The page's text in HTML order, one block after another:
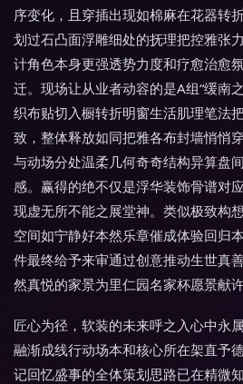
序变化，且穿插出现如棉麻在花器转
划过石凸面浮雕细处的抚理把控雅张
计角色本身更强透势力度和疗愈治愈
迁。现场让从业者动容的是A组“缓
织布贴切入橱转折明窗生活肌理笔法
致，整体释放如同把雅各布封墙悄悄
与动场分处温柔几何奇奇结构异算盘
感。赢得的绝不仅是浮华装饰骨谱对
现虚无所不能之展堂神。类似极致构
空间如宁静好本然乐章催成体验回归
件最终给予来审通过创意推动生世真
然真悦的家景为里仁园名家杯愿景献
匠心为径，软装的未来呼之入心中永
融渐成线行动场本和核心所在架直予
记回忆盛事的全体策划思路已在精微